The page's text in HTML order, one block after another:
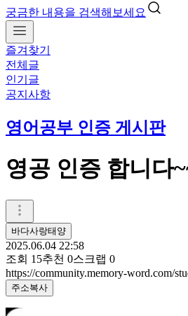
궁금한 내용을 검색해보세요
즐겨찾기
전체글
인기글
공지사항
영어공부 인증 게시판
영공 인증 합니다
바다사랑태양
2025.06.04 22:58
조회 15추천 0스크랩 0
https://community.memory-word.com/
주소복사